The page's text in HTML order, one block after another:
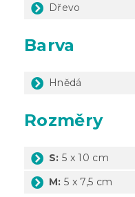
Dřevo
Barva
Hnědá
Rozměry
S: 5 x 10 cm
M: 5 x 7,5 cm